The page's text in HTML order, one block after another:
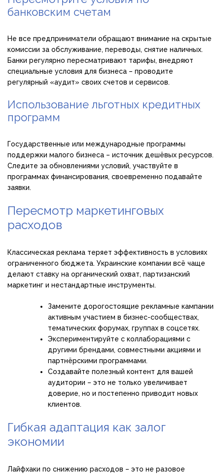
банковским счетам
Не все предприниматели обращают внимание на скрытые
комиссии за обслуживание, переводы, снятие наличных.
Банки регулярно пересматривают тарифы, внедряют
специальные условия для бизнеса – проводите
регулярный «аудит» своих счетов и сервисов.
Использование льготных кредитных
программ
Государственные или международные программы
поддержки малого бизнеса – источник дешёвых ресурсов.
Следите за обновлениями условий, участвуйте в
программах финансирования, своевременно подавайте
заявки.
Пересмотр маркетинговых
расходов
Классическая реклама теряет эффективность в условиях
ограниченного бюджета. Украинские компании всё чаще
делают ставку на органический охват, партизанский
маркетинг и нестандартные инструменты.
Замените дорогостоящие рекламные кампании
активным участием в бизнес-сообществах,
тематических форумах, группах в соцсетях.
Экспериментируйте с коллаборациями с
другими брендами, совместными акциями и
партнёрскими программами.
Создавайте полезный контент для вашей
аудитории – это не только увеличивает
доверие, но и постепенно приводит новых
клиентов.
Гибкая адаптация как залог
экономии
Лайфхаки по снижению расходов – это не разовое